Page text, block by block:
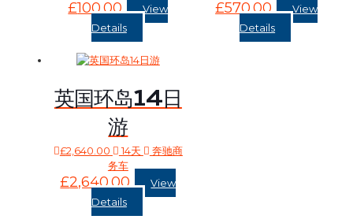
£100.00
View
Details
£570.00
View
Details
英国环岛14日
游
£2,640.00 14天
奔驰商
务车
£2,640.00
View
Details